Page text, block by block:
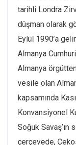
tarihli Londra
düşman olarak
Eylül 1990’a
Almanya
Almanya
vesile olan
kapsamında
Konvansiyonel
Soğuk Savaş’ın
çerçevede,